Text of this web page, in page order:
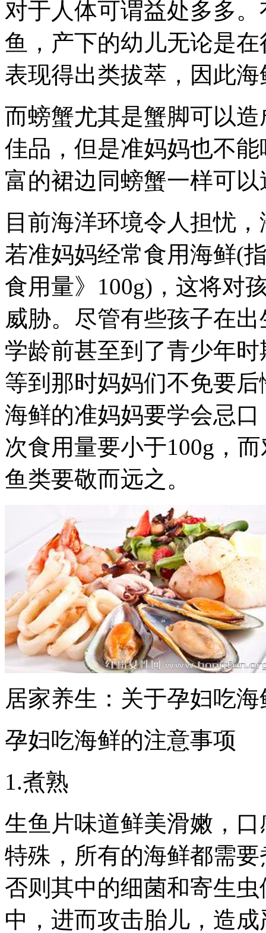
对于人体可谓益处多多
鱼，产下的幼儿无论是
表现得出类拔萃，因此
而螃蟹尤其是蟹脚可以
佳品，但是准妈妈也不
富的裙边同螃蟹一样可
目前海洋环境令人担忧
若准妈妈经常食用海鲜(
食用量》100g)，这将对
威胁。尽管有些孩子在
学龄前甚至到了青少年
等到那时妈妈们不免要
海鲜的准妈妈要学会忌
次食用量要小于100g，
鱼类要敬而远之。
居家养生：关于孕妇吃
孕妇吃海鲜的注意事项
1.煮熟
生鱼片味道鲜美滑嫩，
特殊，所有的海鲜都需
否则其中的细菌和寄生
中，进而攻击胎儿，造